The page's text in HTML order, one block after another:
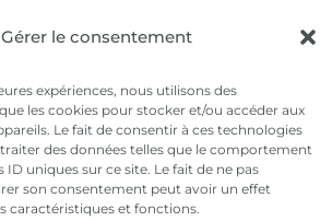
Gérer le consentement
expériences, nous utilisons des
les cookies pour stocker et/ou accéder aux
Le fait de consentir à ces technologies
des données telles que le comportement
ID uniques sur ce site. Le fait de ne pas
son consentement peut avoir un effet
caractéristiques et fonctions.